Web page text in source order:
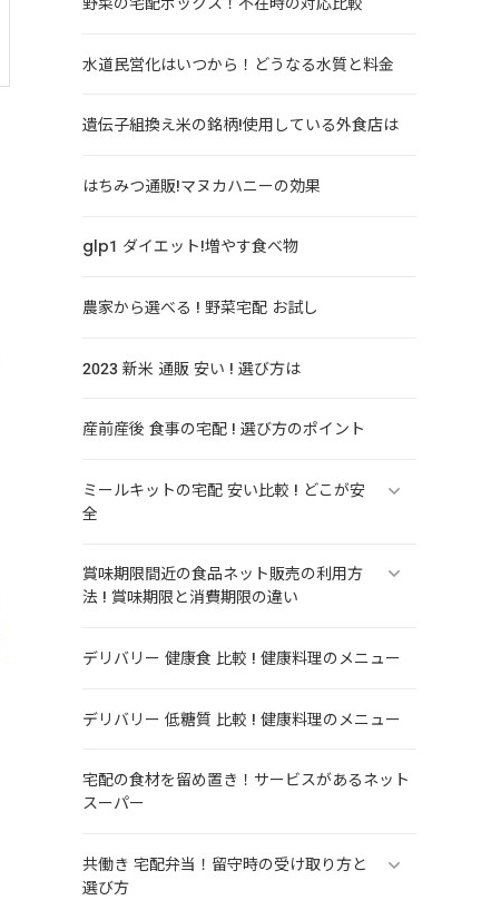
水道民営化はいつから！どうなる水質と料金
遺伝子組換え米の銘柄!使用している外食店は
はちみつ通販!マヌカハニーの効果
glp1 ダイエット!増やす食べ物
農家から選べる ! 野菜宅配 お試し
2023 新米 通販 安い ! 選び方は
産前産後 食事の宅配 ! 選び方のポイント
ミールキットの宅配 安い比較 ! どこが安
全
賞味期限間近の食品ネット販売の利用方
法 ! 賞味期限と消費期限の違い
デリバリー 健康食 比較 ! 健康料理のメニュー
デリバリー 低糖質 比較 ! 健康料理のメニュー
宅配の食材を留め置き！サービスがあるネット
スーパー
共働き 宅配弁当！留守時の受け取り方と
選び方